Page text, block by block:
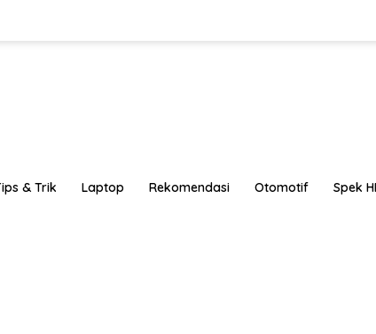
& Trik Laptop Rekomendasi Otomotif Spek